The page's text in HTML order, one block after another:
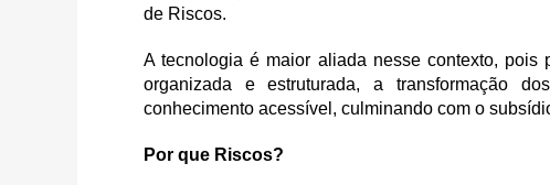
de Riscos.
A tecnologia é maior aliada nesse contexto,
organizada e estruturada, a transformação
conhecimento acessível, culminando com o
Por que Riscos?